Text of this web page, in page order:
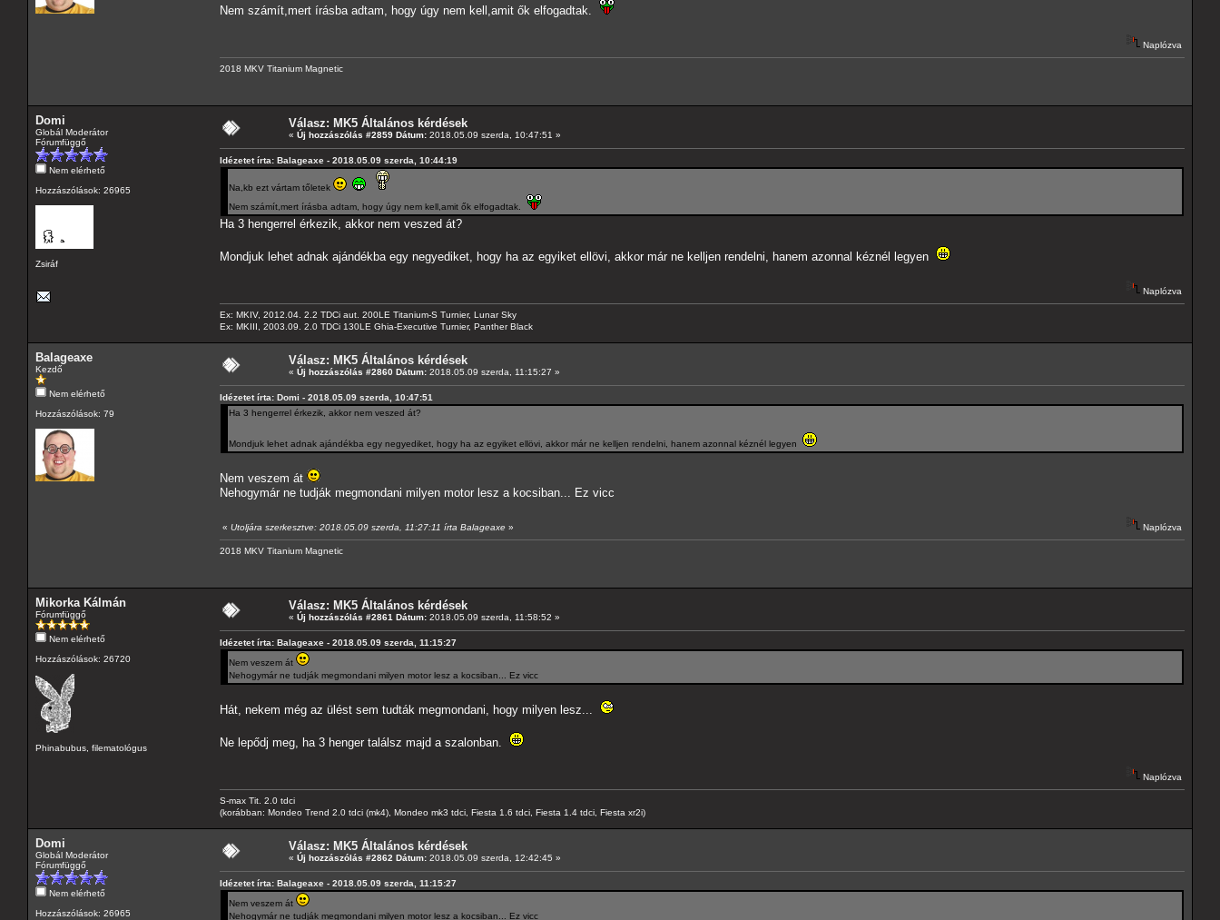
Nem számít,mert írásba adtam, hogy úgy nem kell,amit ők elfogadtak.
Naplózva
2018 MKV Titanium Magnetic
Domi
Globál Moderátor
Fórumfüggő
Nem elérhető
Hozzászólások: 26965
Zsiráf
Válasz: MK5 Általános kérdések
« Új hozzászólás #2859 Dátum: 2018.05.09 szerda, 10:47:51 »
Idézetet írta: Balageaxe - 2018.05.09 szerda, 10:44:19
Na,kb ezt vártam tőletek
Nem számít,mert írásba adtam, hogy úgy nem kell,amit ők elfogadtak.
Ha 3 hengerrel érkezik, akkor nem veszed át?
Mondjuk lehet adnak ajándékba egy negyediket, hogy ha az egyiket ellövi, akkor már ne kelljen rendelni, hanem azonnal kéznél legyen
Naplózva
Ex: MKIV, 2012.04. 2.2 TDCi aut. 200LE Titanium-S Turnier, Lunar Sky
Ex: MKIII, 2003.09. 2.0 TDCi 130LE Ghia-Executive Turnier, Panther Black
Balageaxe
Kezdő
Nem elérhető
Hozzászólások: 79
Válasz: MK5 Általános kérdések
« Új hozzászólás #2860 Dátum: 2018.05.09 szerda, 11:15:27 »
Idézetet írta: Domi - 2018.05.09 szerda, 10:47:51
Ha 3 hengerrel érkezik, akkor nem veszed át?
Mondjuk lehet adnak ajándékba egy negyediket, hogy ha az egyiket ellövi, akkor már ne kelljen rendelni, hanem azonnal kéznél legyen
Nem veszem át
Nehogymár ne tudják megmondani milyen motor lesz a kocsiban... Ez vicc
« Utoljára szerkesztve: 2018.05.09 szerda, 11:27:11 írta Balageaxe » Naplózva
2018 MKV Titanium Magnetic
Mikorka Kálmán
Fórumfüggő
Nem elérhető
Hozzászólások: 26720
Phinabubus, filematológus
Válasz: MK5 Általános kérdések
« Új hozzászólás #2861 Dátum: 2018.05.09 szerda, 11:58:52 »
Idézetet írta: Balageaxe - 2018.05.09 szerda, 11:15:27
Nem veszem át
Nehogymár ne tudják megmondani milyen motor lesz a kocsiban... Ez vicc
Hát, nekem még az ülést sem tudták megmondani, hogy milyen lesz...
Ne lepődj meg, ha 3 henger találsz majd a szalonban.
Naplózva
S-max Tit. 2.0 tdci
(korábban: Mondeo Trend 2.0 tdci (mk4), Mondeo mk3 tdci, Fiesta 1.6 tdci, Fiesta 1.4 tdci, Fiesta xr2i)
Domi
Globál Moderátor
Fórumfüggő
Nem elérhető
Hozzászólások: 26965
Válasz: MK5 Általános kérdések
« Új hozzászólás #2862 Dátum: 2018.05.09 szerda, 12:42:45 »
Idézetet írta: Balageaxe - 2018.05.09 szerda, 11:15:27
Nem veszem át
Nehogymár ne tudják megmondani milyen motor lesz a kocsiban... Ez vicc